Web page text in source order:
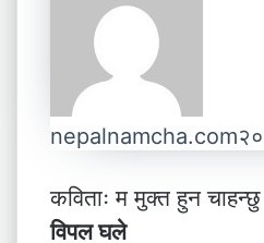
nepalnamcha.com
कविताः म मुक्त हुन चाहन्छु
विपल घले